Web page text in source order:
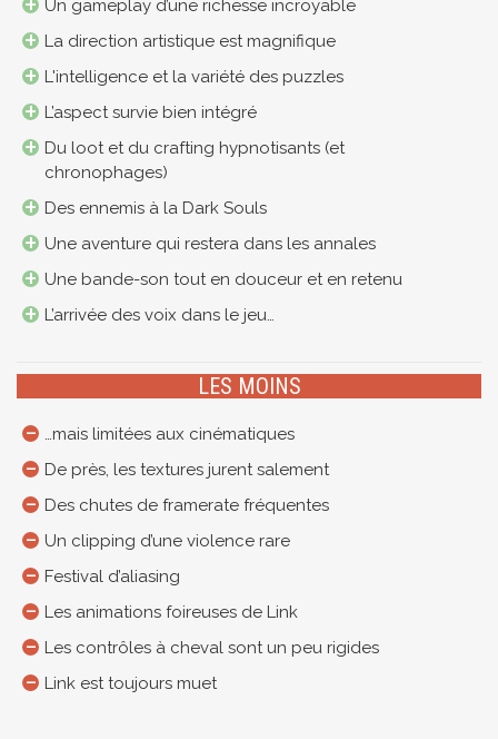
Un gameplay d’une richesse incroyable
La direction artistique est magnifique
L'intelligence et la variété des puzzles
L’aspect survie bien intégré
Du loot et du crafting hypnotisants (et
chronophages)
Des ennemis à la Dark Souls
Une aventure qui restera dans les annales
Une bande-son tout en douceur et en retenu
L’arrivée des voix dans le jeu…
LES MOINS
…mais limitées aux cinématiques
De près, les textures jurent salement
Des chutes de framerate fréquentes
Un clipping d’une violence rare
Festival d’aliasing
Les animations foireuses de Link
Les contrôles à cheval sont un peu rigides
Link est toujours muet